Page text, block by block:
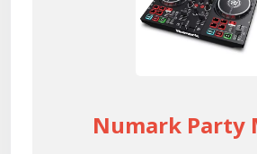
Numark Party